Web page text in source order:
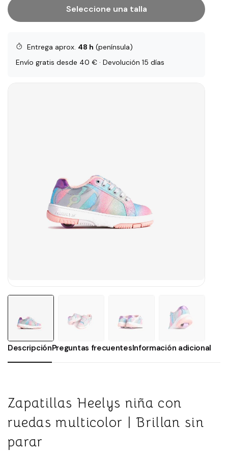
Seleccione una talla
Entrega aprox. 48 h (península)
Envío gratis desde 40 € · Devolución 15 días
DescripciónPreguntas frecuentesInformación adicional
Zapatillas Heelys niña con
ruedas multicolor | Brillan sin
parar